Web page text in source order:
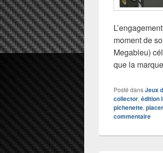
moment de
Megableu)
que la
Posté dansJeux
collector, édition
pichenette,
commentaire